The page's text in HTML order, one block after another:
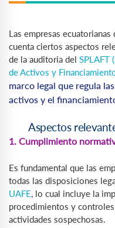
Las empresas
cuenta ciertos aspectos
de la auditoria del SPLAFT
de Activos y
marco legal que regula
activos y el
Aspectos
1. Cumplimiento
Es fundamental que las
todas las disposiciones
UAFE, lo cual incluye la
procedimientos y
actividades sospechosas.